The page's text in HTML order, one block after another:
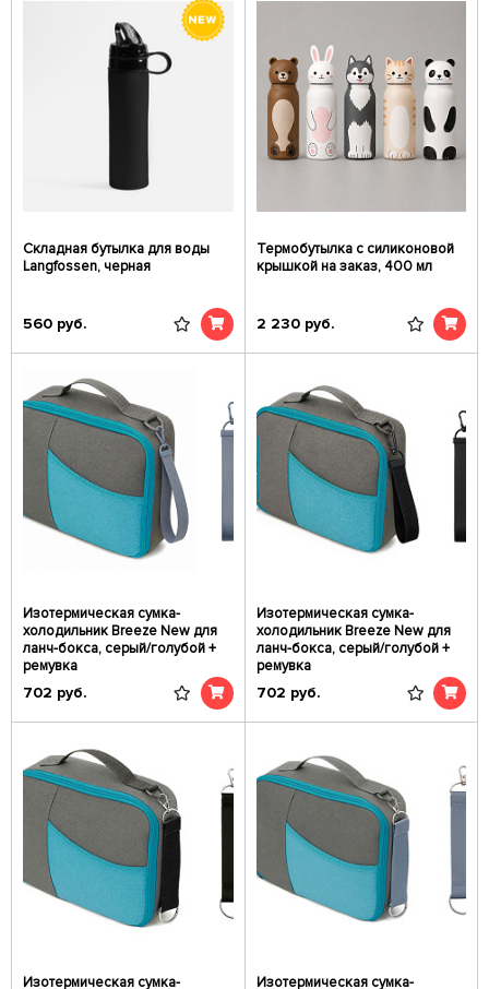
Складная бутылка для воды
Langfossen, черная
560 руб.
Термобутылка с силиконовой
крышкой на заказ, 400 мл
2 230 руб.
Изотермическая сумка-
холодильник Breeze New для
ланч-бокса, серый/голубой +
ремувка
702 руб.
Изотермическая сумка-
холодильник Breeze New для
ланч-бокса, серый/голубой +
ремувка
702 руб.
Изотермическая сумка-
Изотермическая сумка-